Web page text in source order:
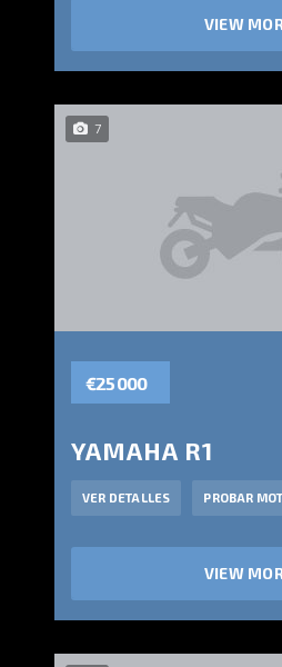
VIEW
7
€25 000
YAMAHA R1
VER DETALLES PROBAR
VIEW